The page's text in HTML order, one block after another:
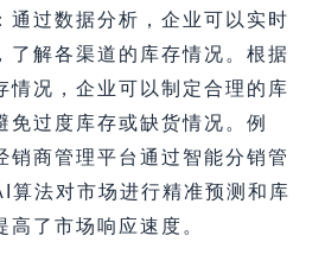
：通过数据分析，企业可以实时
了解各渠道的库存情况。根据
情况，企业可以制定合理的库
免过度库存或缺货情况。例
销商管理平台通过智能分销管
算法对市场进行精准预测和库
高了市场响应速度。